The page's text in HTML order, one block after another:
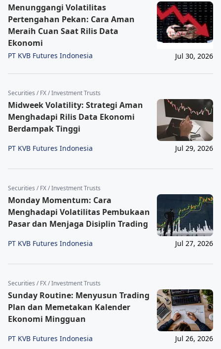
Menunggangi Volatilitas
Pertengahan Pekan: Cara Aman
Meraih Cuan Saat Rilis Data
Ekonomi
PT KVB Futures Indonesia Jul 30, 2026
Securities / FX / Investment Trusts
Midweek Volatility: Strategi Aman
Menghadapi Rilis Data Ekonomi
Berdampak Tinggi
PT KVB Futures Indonesia Jul 29, 2026
Securities / FX / Investment Trusts
Monday Momentum: Cara
Menghadapi Volatilitas Pembukaan
Pasar dan Menjaga Disiplin Trading
PT KVB Futures Indonesia Jul 27, 2026
Securities / FX / Investment Trusts
Sunday Routine: Menyusun Trading
Plan dan Memetakan Kalender
Ekonomi Mingguan
PT KVB Futures Indonesia Jul 26, 2026